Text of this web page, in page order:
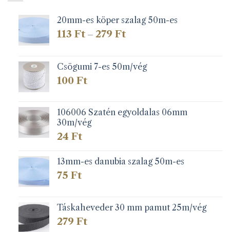
20mm-es köper szalag 50m-es
113 Ft – 279 FtÁrtartomány:
279 Ft
Csögumi 7-es 50m/vég
100 Ft
106006 Szatén egyoldalas 06mm
30m/vég
24 Ft
13mm-es danubia szalag 50m-es
75 Ft
Táskaheveder 30 mm pamut 25m/vég
279 Ft